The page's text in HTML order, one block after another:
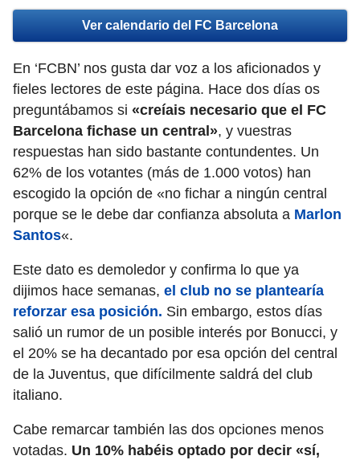
Ver calendario del FC Barcelona
En ‘FCBN’ nos gusta dar voz a los aficionados y
fieles lectores de este página. Hace dos días os
preguntábamos si «creíais necesario que el FC
Barcelona fichase un central», y vuestras
respuestas han sido bastante contundentes. Un
62% de los votantes (más de 1.000 votos) han
escogido la opción de «no fichar a ningún central
porque se le debe dar confianza absoluta a Marlon
Santos«.
Este dato es demoledor y confirma lo que ya
dijimos hace semanas, el club no se plantearía
reforzar esa posición. Sin embargo, estos días
salió un rumor de un posible interés por Bonucci, y
el 20% se ha decantado por esa opción del central
de la Juventus, que difícilmente saldrá del club
italiano.
Cabe remarcar también las dos opciones menos
votadas. Un 10% habéis optado por decir «sí,